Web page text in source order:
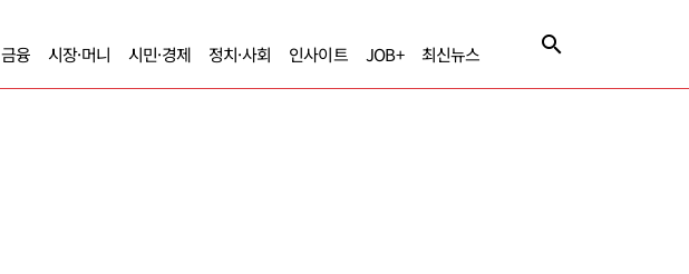
금융 시장·머니 시민·경제 정치·사회 인사이트 JOB+ 최신뉴스